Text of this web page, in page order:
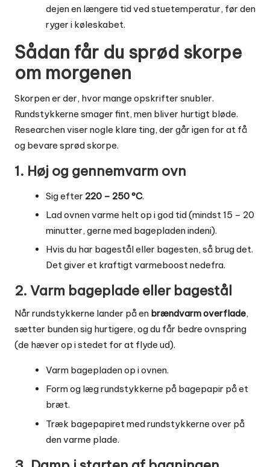
dejen en længere tid ved stuetemperatur, før den
ryger i køleskabet.
Sådan får du sprød skorpe
om morgenen
Skorpen er der, hvor mange opskrifter snubler.
Rundstykkerne smager fint, men bliver hurtigt bløde.
Researchen viser nogle klare ting, der går igen for at få
og bevare sprød skorpe.
1. Høj og gennemvarm ovn
Sig efter 220 – 250 °C.
Lad ovnen varme helt op i god tid (mindst 15 – 20
minutter, gerne med bagepladen indeni).
Hvis du har bagestål eller bagesten, så brug det.
Det giver et kraftigt varmeboost nedefra.
2. Varm bageplade eller bagestål
Når rundstykkerne lander på en brændvarm overflade,
sætter bunden sig hurtigere, og du får bedre ovnspring
(de hæver op i stedet for at flyde ud).
Varm bagepladen op i ovnen.
Form og læg rundstykkerne på bagepapir på et
bræt.
Træk bagepapiret med rundstykkerne over på
den varme plade.